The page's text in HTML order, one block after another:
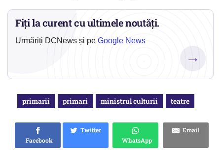
Fiți la curent cu ultimele noutăți.
Urmăriți DCNews și pe Google News
→
primarii primari ministrul culturii teatre
Facebook
Twitter
WhatsApp
Email